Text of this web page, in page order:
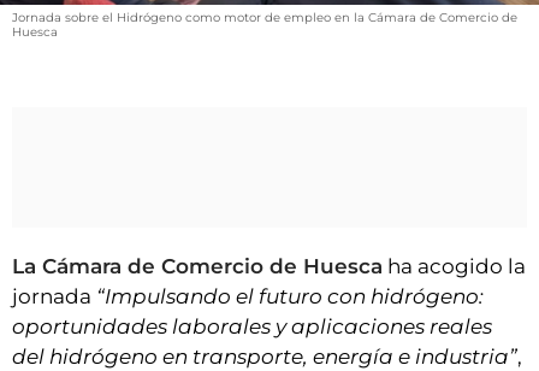
AGENDA
CLUB DEL AMIGO MILITANTE
INICIAR SESIÓN
Jornada sobre el Hidrógeno como motor de empleo en la Cámara de Comercio de
Huesca
La Cámara de Comercio de Huesca ha acogido la
jornada “Impulsando el futuro con hidrógeno:
oportunidades laborales y aplicaciones reales
del hidrógeno en transporte, energía e industria”,